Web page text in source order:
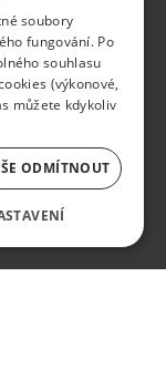
ENGLISH
soubory
fungování. Po
souhlasu
(výkonové,
můžete kdykoliv
ODMÍTNOUT